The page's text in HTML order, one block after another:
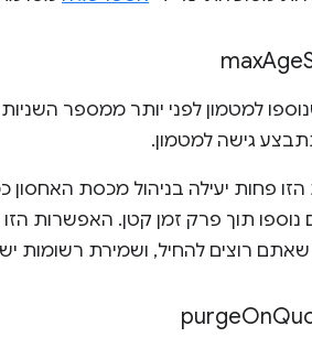
maxAge
למטמון לפני יותר ממספר השניות
גישה למטמון.
פחות יעילה בניהול מכסת האחסון
נוספו תוך פרק זמן קטן. האפשרות
שאתם רוצים להחיל, ושמירת רשומות
purgeOn